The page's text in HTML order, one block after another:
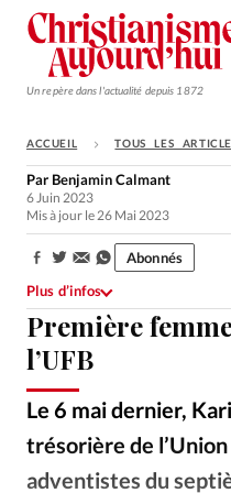
Un repère dans l'actualité depuis 1872
Monde
Opinions
Tous les articles
Faire un don
Emploi
Se connecter
ACCUEIL TOUS LES
Première
l’UFB
Le 6 mai dernier,
trésorière de
adventistes du
Par Benjamin Calmant
6 Juin 2023
Mis à jour le 26 Mai 2023
Partager:
Abonnés
Plus d’infos